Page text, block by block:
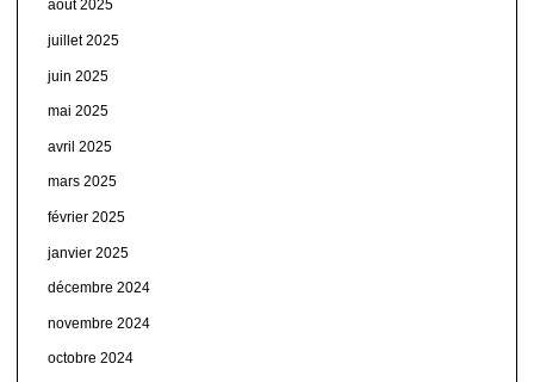
août 2025
juillet 2025
juin 2025
mai 2025
avril 2025
mars 2025
février 2025
janvier 2025
décembre 2024
novembre 2024
octobre 2024